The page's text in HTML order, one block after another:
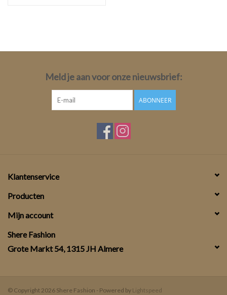
Meld je aan voor onze nieuwsbrief:
ABONNEER
Klantenservice
Producten
Mijn account
Shere Fashion
Grote Markt 54, 1315 JH Almere
© Copyright 2026 Shere Fashion - Powered by Lightspeed